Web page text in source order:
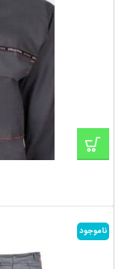
ناموجود